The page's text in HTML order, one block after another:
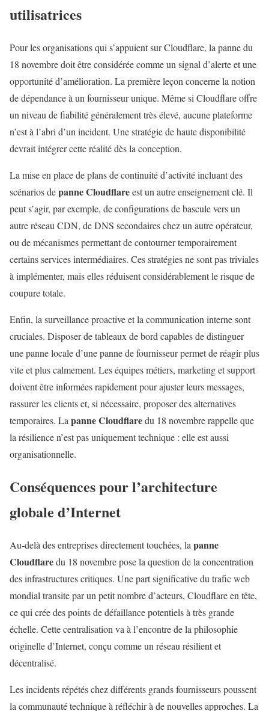
utilisatrices
Pour les organisations qui s’appuient sur Cloudflare, la panne du
18 novembre doit être considérée comme un signal d’alerte et une
opportunité d’amélioration. La première leçon concerne la notion
de dépendance à un fournisseur unique. Même si Cloudflare offre
un niveau de fiabilité généralement très élevé, aucune plateforme
n’est à l’abri d’un incident. Une stratégie de haute disponibilité
devrait intégrer cette réalité dès la conception.
La mise en place de plans de continuité d’activité incluant des
scénarios depanne Cloudflareest un autre enseignement clé. Il
peut s’agir, par exemple, de configurations de bascule vers un
autre réseau CDN, de DNS secondaires chez un autre opérateur,
ou de mécanismes permettant de contourner temporairement
certains services intermédiaires. Ces stratégies ne sont pas triviales
à implémenter, mais elles réduisent considérablement le risque de
coupure totale.
Enfin, la surveillance proactive et la communication interne sont
cruciales. Disposer de tableaux de bord capables de distinguer
une panne locale d’une panne de fournisseur permet de réagir plus
vite et plus calmement. Les équipes métiers, marketing et support
doivent être informées rapidement pour ajuster leurs messages,
rassurer les clients et, si nécessaire, proposer des alternatives
temporaires. La panne Cloudflaredu 18 novembre rappelle que
la résilience n’est pas uniquement technique : elle est aussi
organisationnelle.
Conséquences pour l’architecture
globale d’Internet
Au‑delà des entreprises directement touchées, lapanne
Cloudflaredu 18 novembre pose la question de la concentration
des infrastructures critiques. Une part significative du trafic web
mondial transite par un petit nombre d’acteurs, Cloudflare en tête,
ce qui crée des points de défaillance potentiels à très grande
échelle. Cette centralisation va à l’encontre de la philosophie
originelle d’Internet, conçu comme un réseau résilient et
décentralisé.
Les incidents répétés chez différents grands fournisseurs poussent
la communauté technique à réfléchir à de nouvelles approches. La